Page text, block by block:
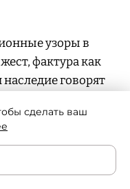
узоры в
фактура как
наследие говорят
Street,
40000, Morocco
сделать ваш